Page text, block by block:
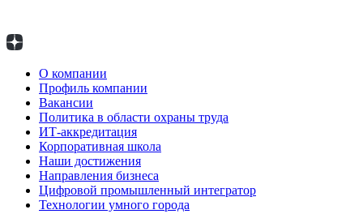
О компании
Профиль компании
Вакансии
Политика в области охраны труда
ИТ-аккредитация
Корпоративная школа
Наши достижения
Направления бизнеса
Цифровой промышленный интегратор
Технологии умного города